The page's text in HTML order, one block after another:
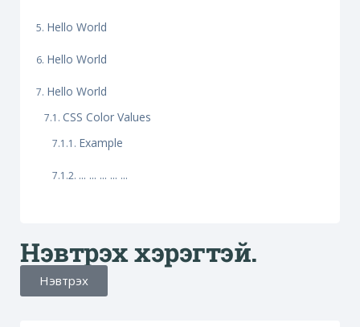
Hello World
Hello World
Hello World
CSS Color Values
Example
... ... ... ... ...
Нэвтрэх хэрэгтэй.
Нэвтрэх